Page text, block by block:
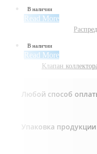
В наличии
Read More
В наличии
Read More
Клапан
Любой способ
Упаковка продукции